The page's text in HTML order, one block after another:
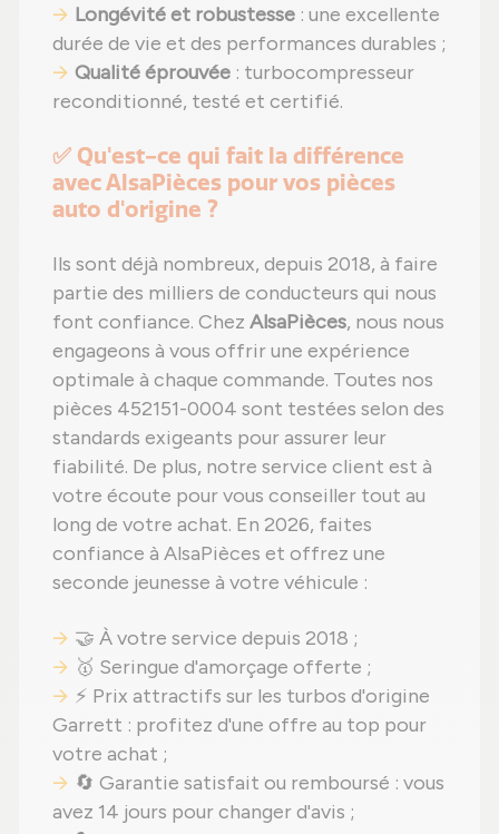
Longévité et robustesse : une excellente
durée de vie et des performances durables ;
Qualité éprouvée : turbocompresseur
reconditionné, testé et certifié.
✅ Qu'est-ce qui fait la différence
avec AlsaPièces pour vos pièces
auto d'origine ?
Ils sont déjà nombreux, depuis 2018, à faire
partie des milliers de conducteurs qui nous
font confiance. Chez AlsaPièces, nous nous
engageons à vous offrir une expérience
optimale à chaque commande. Toutes nos
pièces 452151-0004 sont testées selon des
standards exigeants pour assurer leur
fiabilité. De plus, notre service client est à
votre écoute pour vous conseiller tout au
long de votre achat. En 2026, faites
confiance à AlsaPièces et offrez une
seconde jeunesse à votre véhicule :
🤝 À votre service depuis 2018 ;
🥇 Seringue d'amorçage offerte ;
⚡ Prix attractifs sur les turbos d'origine
Garrett : profitez d'une offre au top pour
votre achat ;
🔄 Garantie satisfait ou remboursé : vous
avez 14 jours pour changer d'avis ;